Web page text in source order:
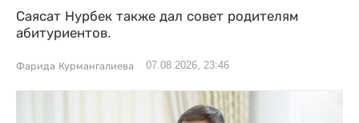
Саясат Нурбек также дал совет родителям
абитуриентов.
Фарида Курмангалиева 07.08.2026, 23:46